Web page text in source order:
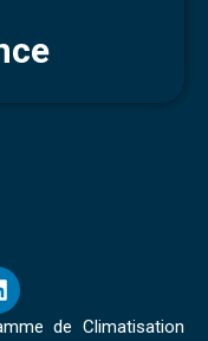
de Climatisation